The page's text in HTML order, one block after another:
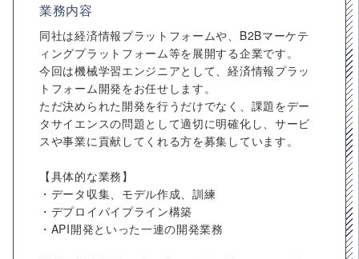
業務内容
同社は経済情報プラットフォームや、B2Bマーケテ
ィングプラットフォーム等を展開する企業です。
今回は機械学習エンジニアとして、経済情報プラッ
トフォーム開発をお任せします。
ただ決められた開発を行うだけでなく、課題をデー
タサイエンスの問題として適切に明確化し、サービ
スや事業に貢献してくれる方を募集しています。
【具体的な業務】
・データ収集、モデル作成、訓練
・デプロイパイプライン構築
・API開発といった一連の開発業務